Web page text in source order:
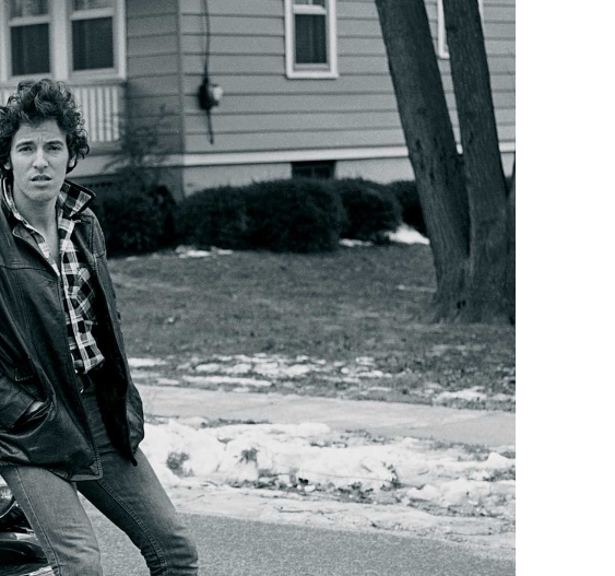
BONS PLANS
Les Eclatantes : une soirée entre
concerts, expos, kart, aéroplume…
à la Cité des Sciences
14 DÉCEMBRE 2022